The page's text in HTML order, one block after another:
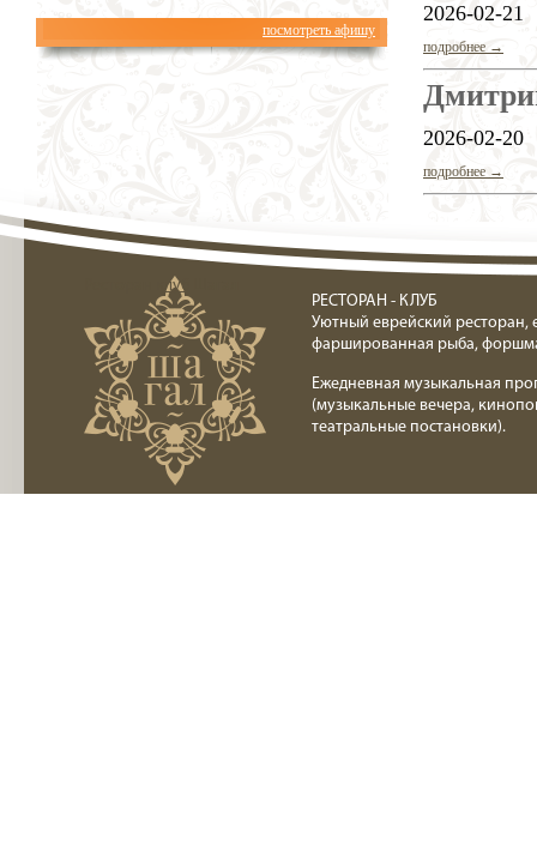
2026-02-21
подробнее →
2026-02-20
подробнее →
посмотреть афишу
Ресторан клуб Шагал
РЕСТОРАН - КЛУБ
Уютный еврейский ресторан,
фаршированная рыба,
Ежедневная музыкальная
(музыкальные вечера,
театральные постановки).